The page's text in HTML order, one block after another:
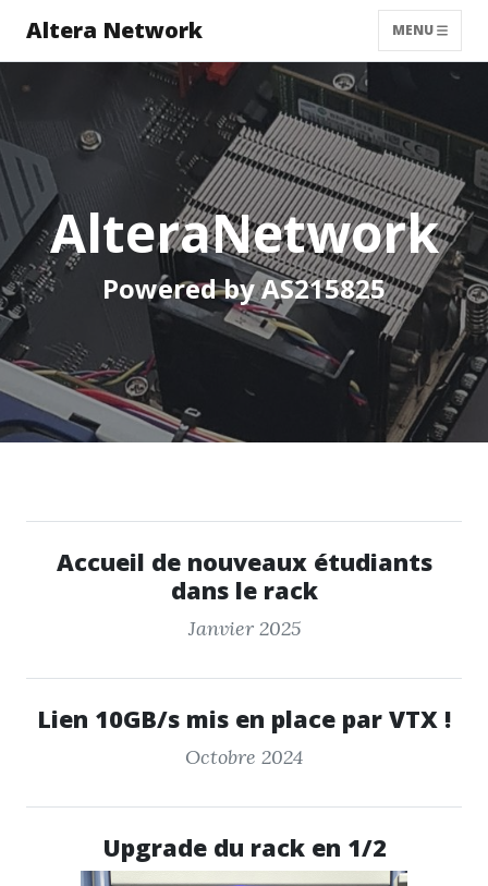
Altera Network MENU
AlteraNetwork
Powered by AS215825
Accueil de nouveaux étudiants
dans le rack
Janvier 2025
Lien 10GB/s mis en place par VTX !
Octobre 2024
Upgrade du rack en 1/2